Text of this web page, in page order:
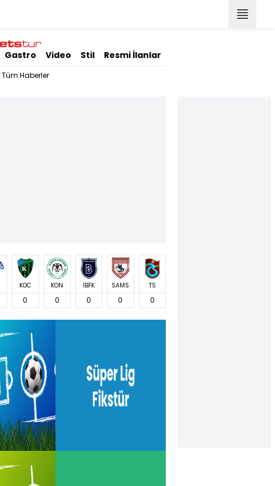
Gastro Video Stil Resmi İlanlar
Tüm Haberler
KOC
0
KON
0
İBFK
0
SAMS
0
TS
0